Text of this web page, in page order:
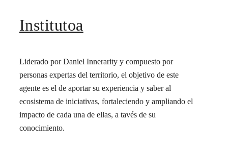
Institutoa
Liderado por Daniel Innerarity y compuesto por
personas expertas del territorio, el objetivo de este
agente es el de aportar su experiencia y saber al
ecosistema de iniciativas, fortaleciendo y ampliando el
impacto de cada una de ellas, a tavés de su
conocimiento.